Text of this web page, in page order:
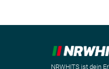
NRWHITS ist dein